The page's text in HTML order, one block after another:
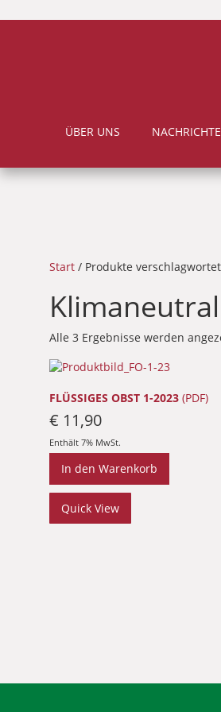
ÜBER UNS
Start / Produkte
Alle 3 Ergebnisse werden
FLÜSSIGES OBST 1-2023 (PDF)
€ 11,90
Enthält 7% MwSt.
In den Warenkorb
Quick View